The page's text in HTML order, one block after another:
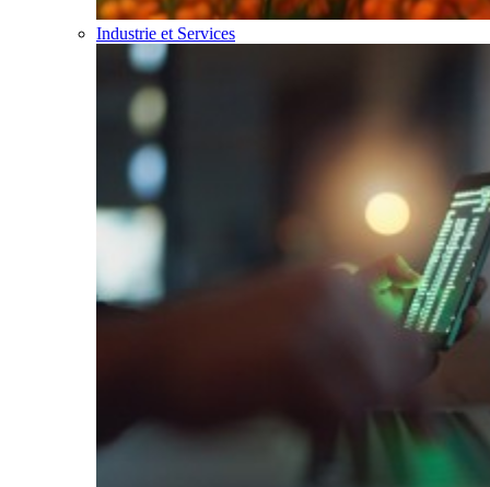
Industrie et Services